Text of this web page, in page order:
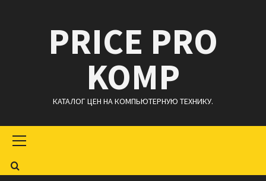
содержимомуPRICE PRO
KOMP
КАТАЛОГ ЦЕН НА КОМПЬЮТЕРНУЮ ТЕХНИКУ.
меню